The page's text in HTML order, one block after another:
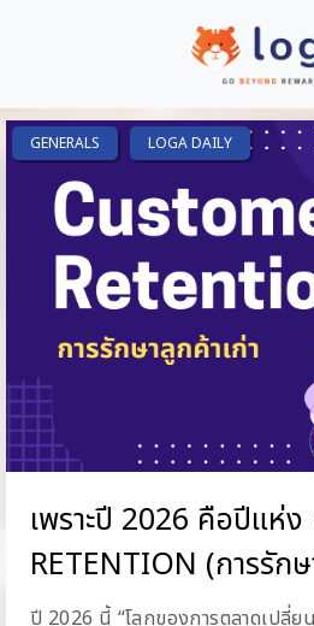
GENERALS LOGA DAILY
เพราะปี 2026 คือปีแห่ง
RETENTION (การรักษ
ปี 2026 นี้ “โลกของการตลาดเปลี่ย